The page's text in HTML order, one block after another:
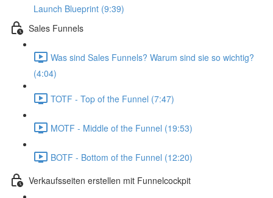
Launch Blueprint (9:39)
Sales Funnels
Was sind Sales Funnels? Warum sind sie so wichtig?
(4:04)
TOTF - Top of the Funnel (7:47)
MOTF - Middle of the Funnel (19:53)
BOTF - Bottom of the Funnel (12:20)
Verkaufsseiten erstellen mit Funnelcockpit